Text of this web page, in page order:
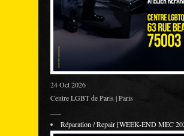
24 Oct 2026
Centre LGBT de Paris | Paris
Réparation / Repair [WEEK-END MEC